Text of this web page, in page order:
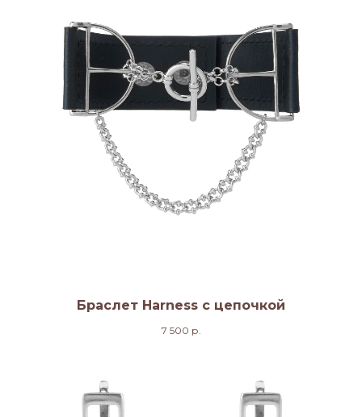
Браслет Harness с цепочкой
7 500 р.